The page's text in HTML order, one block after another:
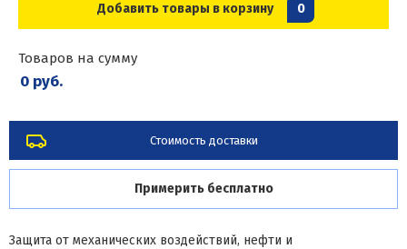
Добавить товары в корзину 0
Товаров на сумму
0 руб.
Стоимость доставки
Примерить бесплатно
Защита от механических воздействий, нефти и